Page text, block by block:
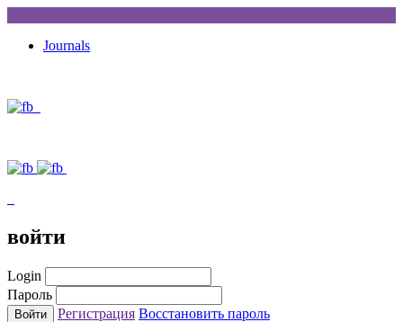
Journals
войти
Login
Пароль
Регистрация Восстановить пароль